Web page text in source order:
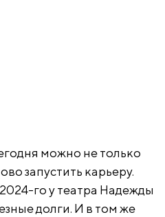
можно не только
запустить карьеру.
го у театра Надежды
долги. И в том же